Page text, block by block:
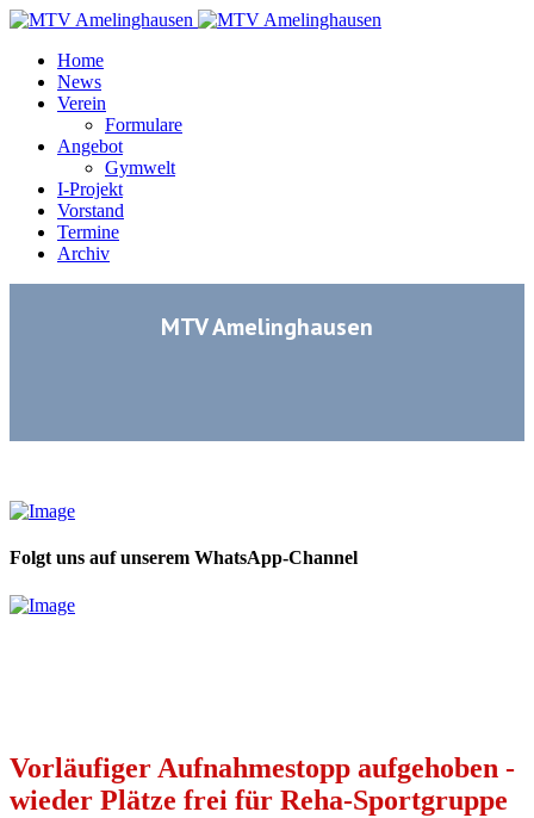
Home
News
Verein
Formulare
Angebot
Gymwelt
I-Projekt
Vorstand
Termine
Archiv
MTV Amelinghausen
Folgt uns auf unserem WhatsApp-Channel
Vorläufiger Aufnahmestopp aufgehoben -
wieder Plätze frei für Reha-Sportgruppe